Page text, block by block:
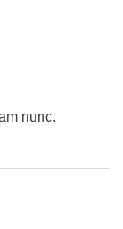
nunc.